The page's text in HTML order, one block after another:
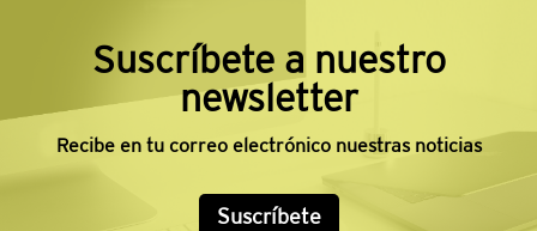
Suscríbete a nuestro
newsletter
Recibe en tu correo electrónico nuestras noticias
Suscríbete